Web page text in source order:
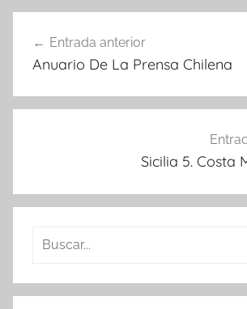
de
Entrada anterior
Anuario De La Prensa Chilena
Sicilia 5. Costa
Buscar: